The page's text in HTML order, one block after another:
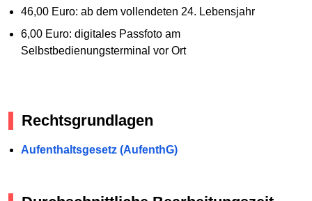
46,00 Euro: ab dem vollendeten 24. Lebensjahr
6,00 Euro: digitales Passfoto am
Selbstbedienungsterminal vor Ort
Rechtsgrundlagen
Aufenthaltsgesetz (AufenthG)